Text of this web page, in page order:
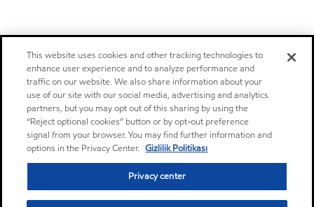
This website uses cookies and other tracking technologies to
enhance user experience and to analyze performance and
traffic on our website. We also share information about your
use of our site with our social media, advertising and analytics
partners, but you may opt out of this sharing by using the
“Reject optional cookies” button or by opt-out preference
signal from your browser. You may find further information and
options in the Privacy Center. Gizlilik Politikası
Privacy center